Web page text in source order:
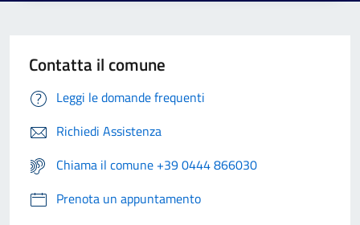
Contatta il comune
Leggi le domande frequenti
Richiedi Assistenza
Chiama il comune +39 0444 866030
Prenota un appuntamento